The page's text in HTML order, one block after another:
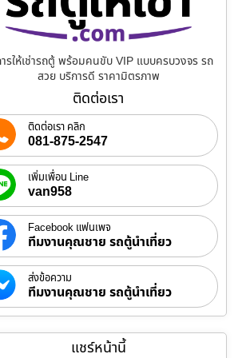
รให้เช่ารถตู้ พร้อมคนขับ VIP แบบครบวงจร รถ
สวย บริการดี ราคามิตรภาพ
ติดต่อเรา
ติดต่อเรา คลิก
081-875-2547
เพิ่มเพื่อน Line
van958
Facebook แฟนเพจ
ทีมงานคุณชาย รถตู้นำเที่ยว
ส่งข้อความ
ทีมงานคุณชาย รถตู้นำเที่ยว
แชร์หน้านี้